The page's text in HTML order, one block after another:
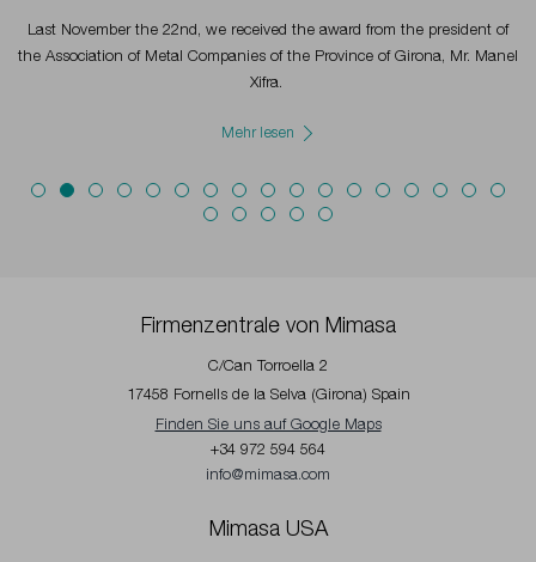
Last November the 22nd, we received the award from the president of
the Association of Metal Companies of the Province of Girona, Mr. Manel
Xifra.
Mehr lesen
Firmenzentrale von Mimasa
C/Can Torroella 2
17458 Fornells de la Selva (Girona) Spain
Finden Sie uns auf Google Maps
+34 972 594 564
info@mimasa.com
Mimasa USA